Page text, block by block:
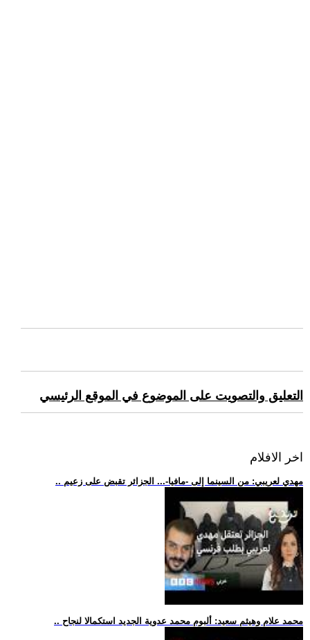
التعليق والتصويت على الموضوع في الموقع الرئيسي
اخر الافلام
.. مهدي لعريبي: من السينما إلى -مافيا-... الجزائر تقبض على زعيم
.. محمد علام وهيثم سعيد: ألبوم محمد عدوية الجديد استكمالا لنجاح